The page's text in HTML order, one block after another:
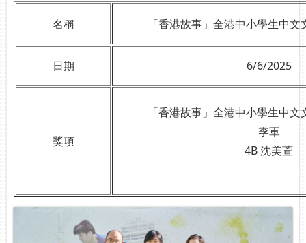
名稱 「香港故事」全港中小學生中
日期 6/6/2025
獎項
「香港故事」全港中小學生中
季軍
4B 沈美萱